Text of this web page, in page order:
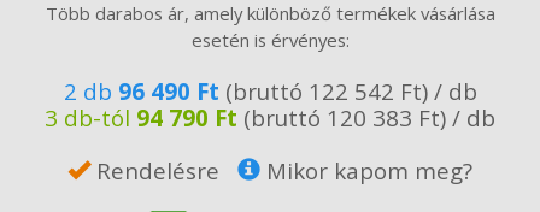
Több darabos ár, amely különböző termékek vásárlása
esetén is érvényes:
2 db 96 490 Ft (bruttó 122 542 Ft) / db
3 db-tól 94 790 Ft (bruttó 120 383 Ft) / db
Rendelésre
Mikor kapom meg?